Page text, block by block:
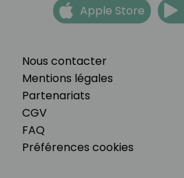
Nous contacter
Mentions légales
Partenariats
CGV
FAQ
Préférences cookies
Apple Store